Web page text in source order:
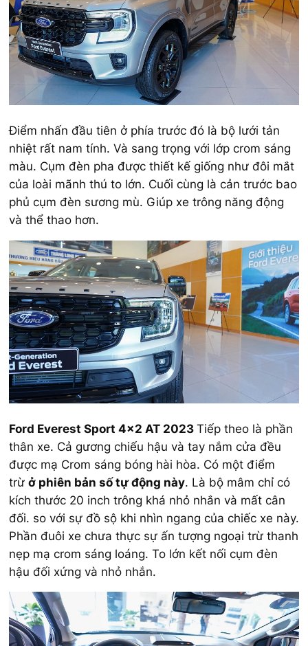
Điểm nhấn đầu tiên ở phía trước đó là bộ lưới tản
nhiệt rất nam tính. Và sang trọng với lớp crom sáng
màu. Cụm đèn pha được thiết kế giống như đôi mắt
của loài mãnh thú to lớn. Cuối cùng là cản trước bao
phủ cụm đèn sương mù. Giúp xe trông năng động
và thể thao hơn.
Ford Everest Sport 4×2 AT 2023 Tiếp theo là phần
thân xe. Cả gương chiếu hậu và tay nắm cửa đều
được mạ Crom sáng bóng hài hòa. Có một điểm
trừ ở phiên bản số tự động này. Là bộ mâm chỉ có
kích thước 20 inch trông khá nhỏ nhắn và mất cân
đối. so với sự đồ sộ khi nhìn ngang của chiếc xe này.
Phần đuôi xe chưa thực sự ấn tượng ngoại trừ thanh
nẹp mạ crom sáng loáng. To lớn kết nối cụm đèn
hậu đối xứng và nhỏ nhắn.